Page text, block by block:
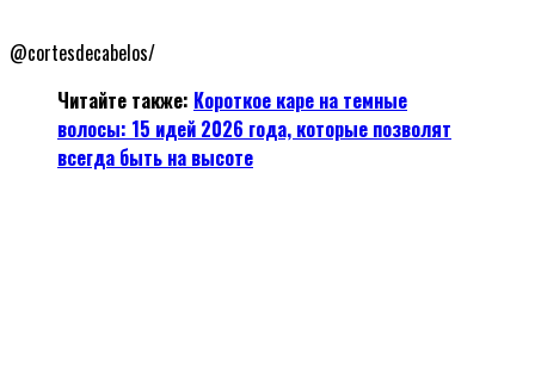
@cortesdecabelos/
Читайте также: Короткое каре на темные
волосы: 15 идей 2026 года, которые позволят
всегда быть на высоте